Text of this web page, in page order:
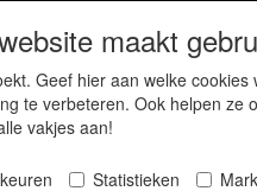
994
De
maakt
Geef hier aan welke
te verbeteren. Ook helpen
vakjes aan!
Statistieken